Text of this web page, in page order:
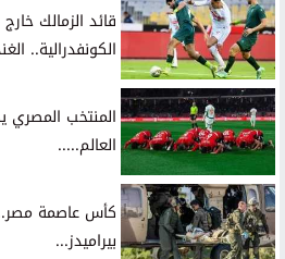
قائد الزمالك
الكونفدرالية..
العالم.....
كأس عاصمة
بيراميدز...